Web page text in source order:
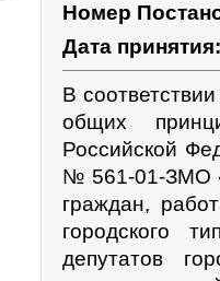
Номер
Дата
В
общих
Российской
№ 561-01-ЗМО
граждан,
городского
депутатов